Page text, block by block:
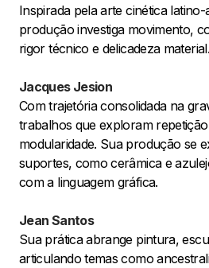
Inspirada pela arte cinética
produção investiga movimento,
rigor técnico e delicadeza material.
Jacques Jesion
Com trajetória consolidada na
trabalhos que exploram
modularidade. Sua produção se
suportes, como cerâmica e
com a linguagem gráfica.
Jean Santos
Sua prática abrange pintura,
articulando temas como